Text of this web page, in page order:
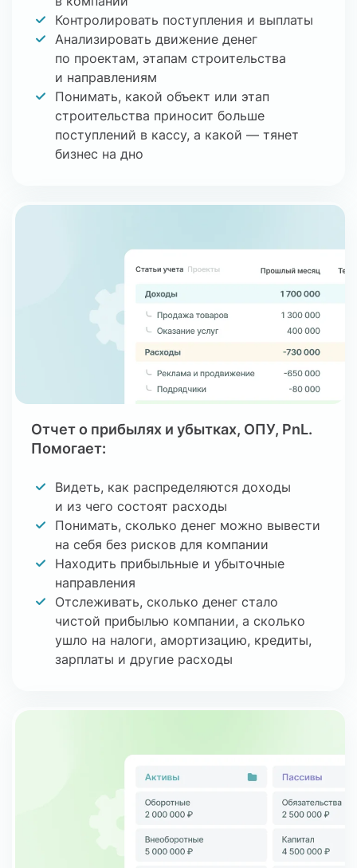
Обширная база знаний сервиса также не раз
выручала нас в работе. За два года
использования ПланФакт стал для нас
надежным инструментом финансового
управления
Контролировать поступления и выплаты
Анализировать движение денег
по проектам, этапам строительства
и направлениям
Понимать, какой объект или этап
строительства приносит больше
поступлений в кассу, а какой — тянет
бизнес на дно
Отчет о прибылях и убытках, ОПУ, PnL.
Помогает:
Видеть, как распределяются доходы
и из чего состоят расходы
Понимать, сколько денег можно вывести
на себя без рисков для компании
Находить прибыльные и убыточные
направления
Отслеживать, сколько денег стало
чистой прибылью компании, а сколько
ушло на налоги, амортизацию, кредиты,
зарплаты и другие расходы